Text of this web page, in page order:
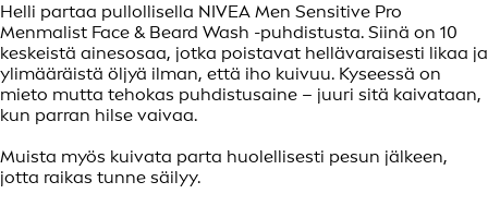
Helli partaa pullollisella NIVEA Men Sensitive Pro
Menmalist Face & Beard Wash -puhdistusta. Siinä on 10
keskeistä ainesosaa, jotka poistavat hellävaraisesti likaa ja
ylimääräistä öljyä ilman, että iho kuivuu. Kyseessä on
mieto mutta tehokas puhdistusaine – juuri sitä kaivataan,
kun parran hilse vaivaa.
Muista myös kuivata parta huolellisesti pesun jälkeen,
jotta raikas tunne säilyy.